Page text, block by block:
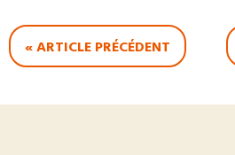
« ARTICLE PRÉCÉDENT